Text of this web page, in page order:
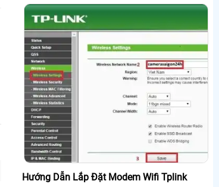
Hướng Dẫn Lắp Đặt Modem Wifi Tplink